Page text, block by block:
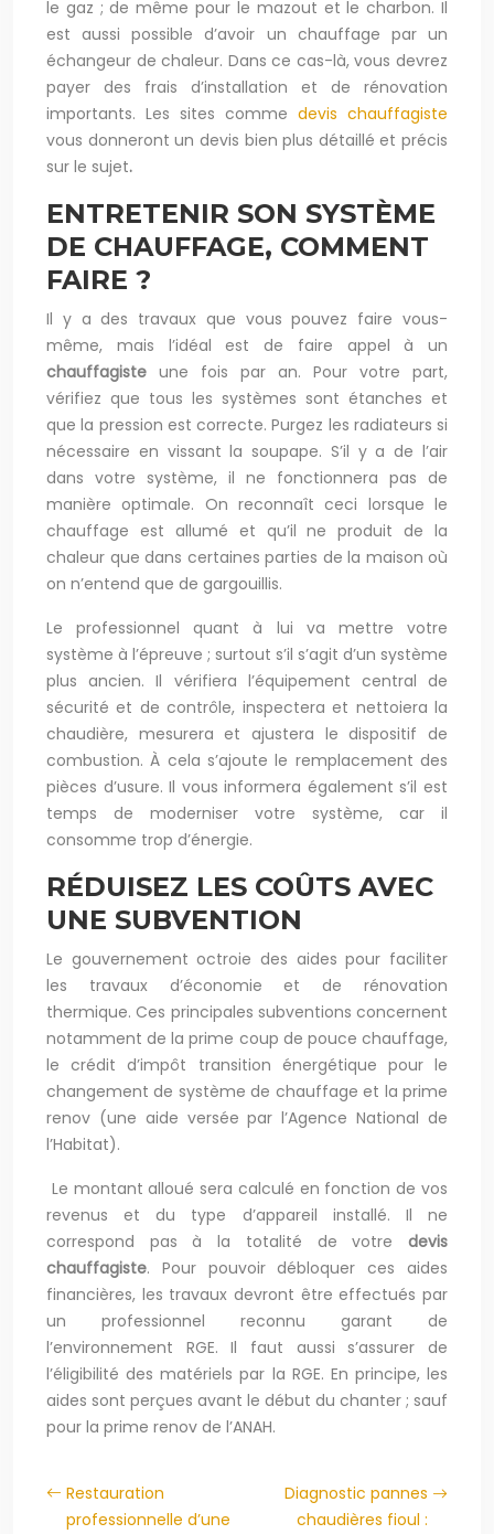
le gaz ; de même pour le mazout et le charbon. Il
est aussi possible d’avoir un chauffage par un
échangeur de chaleur. Dans ce cas-là, vous devrez
payer des frais d’installation et de rénovation
importants. Les sites comme devis chauffagiste
vous donneront un devis bien plus détaillé et précis
sur le sujet.
ENTRETENIR SON SYSTÈME
DE CHAUFFAGE, COMMENT
FAIRE ?
Il y a des travaux que vous pouvez faire vous-
même, mais l’idéal est de faire appel à un
chauffagiste une fois par an. Pour votre part,
vérifiez que tous les systèmes sont étanches et
que la pression est correcte. Purgez les radiateurs si
nécessaire en vissant la soupape. S’il y a de l’air
dans votre système, il ne fonctionnera pas de
manière optimale. On reconnaît ceci lorsque le
chauffage est allumé et qu’il ne produit de la
chaleur que dans certaines parties de la maison où
on n’entend que de gargouillis.
Le professionnel quant à lui va mettre votre
système à l’épreuve ; surtout s’il s’agit d’un système
plus ancien. Il vérifiera l’équipement central de
sécurité et de contrôle, inspectera et nettoiera la
chaudière, mesurera et ajustera le dispositif de
combustion. À cela s’ajoute le remplacement des
pièces d’usure. Il vous informera également s’il est
temps de moderniser votre système, car il
consomme trop d’énergie.
RÉDUISEZ LES COÛTS AVEC
UNE SUBVENTION
Le gouvernement octroie des aides pour faciliter
les travaux d’économie et de rénovation
thermique. Ces principales subventions concernent
notamment de la prime coup de pouce chauffage,
le crédit d’impôt transition énergétique pour le
changement de système de chauffage et la prime
renov (une aide versée par l’Agence National de
l’Habitat).
Le montant alloué sera calculé en fonction de vos
revenus et du type d’appareil installé. Il ne
correspond pas à la totalité de votre devis
chauffagiste. Pour pouvoir débloquer ces aides
financières, les travaux devront être effectués par
un professionnel reconnu garant de
l’environnement RGE. Il faut aussi s’assurer de
l’éligibilité des matériels par la RGE. En principe, les
aides sont perçues avant le début du chanter ; sauf
pour la prime renov de l’ANAH.
Restauration
professionnelle d’une
Diagnostic pannes
chaudières fioul :